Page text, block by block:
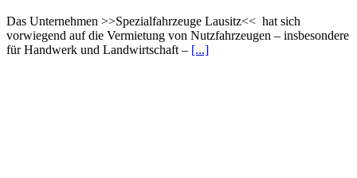
Das Unternehmen >>Spezialfahrzeuge Lausitz<< hat sich
vorwiegend auf die Vermietung von Nutzfahrzeugen – insbesondere
für Handwerk und Landwirtschaft – [...]